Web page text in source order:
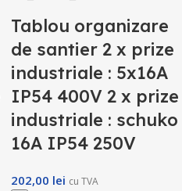
Tablou organizare
de santier 2 x prize
industriale : 5x16A
IP54 400V 2 x prize
industriale : schuko
16A IP54 250V
202,00 lei cu TVA